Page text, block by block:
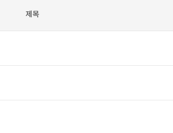
제목